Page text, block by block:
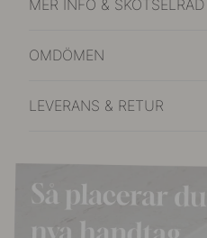
MER INFO & SKÖTSELRÅD
OMDÖMEN
LEVERANS & RETUR